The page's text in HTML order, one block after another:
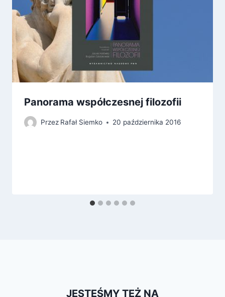
Panorama współczesnej filozofii
Przez Rafał Siemko 20 października 2016
JESTEŚMY TEŻ NA